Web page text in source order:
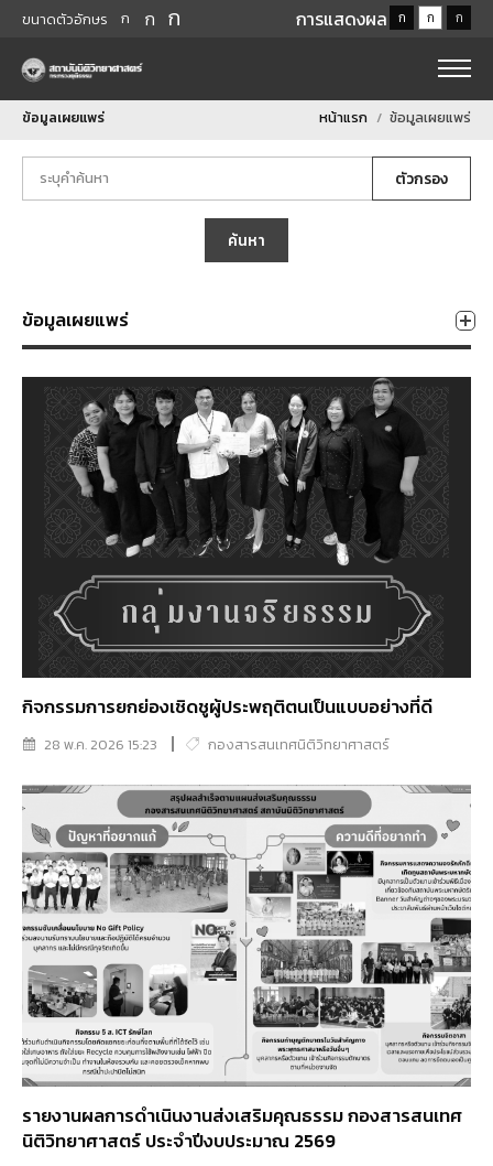
ขนาดตัวอักษร ก ก ก การแสดงผล ก ก ก
ข้อมูลเผยแพร่ หน้าแรก ข้อมูลเผยแพร่
ตัวกรอง
ค้นหา
ข้อมูลเผยแพร่
กิจกรรมการยกย่องเชิดชูผู้ประพฤติตนเป็นแบบอย่างที่ดี
28 พ.ค. 2026 15:23 กองสารสนเทศนิติวิทยาศาสตร์
รายงานผลการดำเนินงานส่งเสริมคุณธรรม กองสารสนเทศ
นิติวิทยาศาสตร์ ประจำปีงบประมาณ 2569